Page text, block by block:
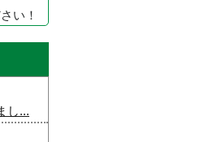
い！
し...